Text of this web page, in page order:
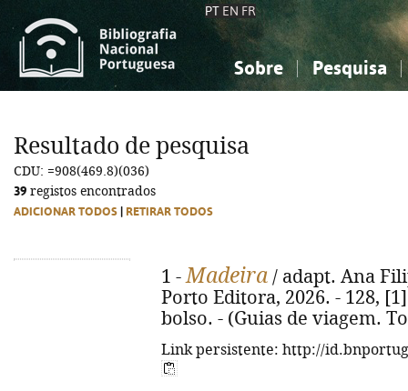
PT EN FR
Sobre Pesquisa
Ciências sociais...
Ciências sociais...
Resultado de pesquisa
CDU: =908(469.8)(036)
39 registos encontrados
ADICIONAR TODOS RETIRAR TODOS
1 -Madeira / adapt. Ana
Porto Editora, 2026. - 128,
bolso. - (Guias de viagem.
Link persistente: http://